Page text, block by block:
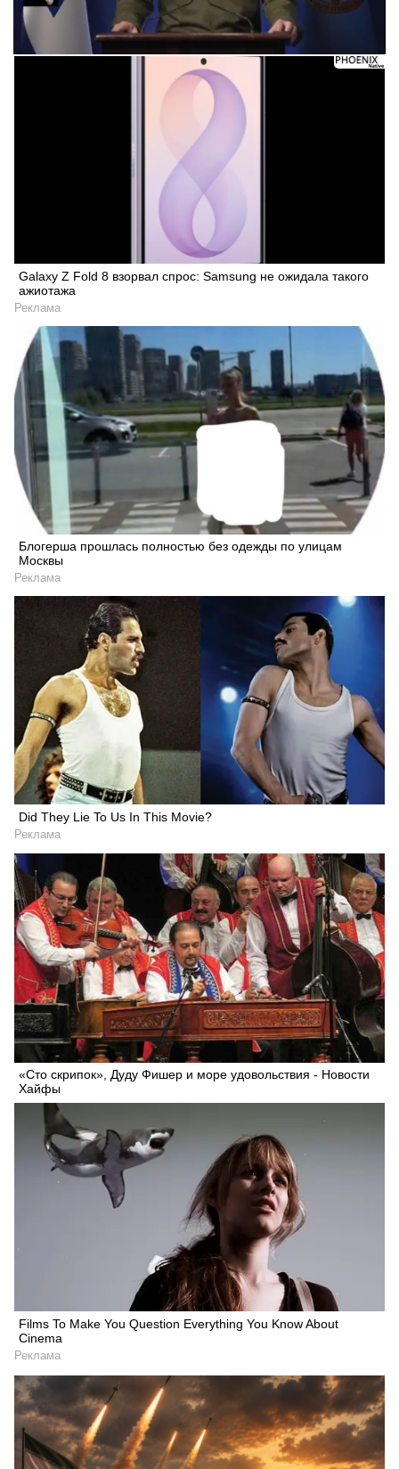
Следующее видео через 5 Отмена
Galaxy Z Fold 8 взорвал спрос: Samsung не ожидала такого
ажиотажа
Реклама
Блогерша прошлась полностью без одежды по улицам
Москвы
Реклама
Did They Lie To Us In This Movie?
Реклама
«Сто скрипок», Дуду Фишер и море удовольствия - Новости
Хайфы
Films To Make You Question Everything You Know About
Cinema
Реклама